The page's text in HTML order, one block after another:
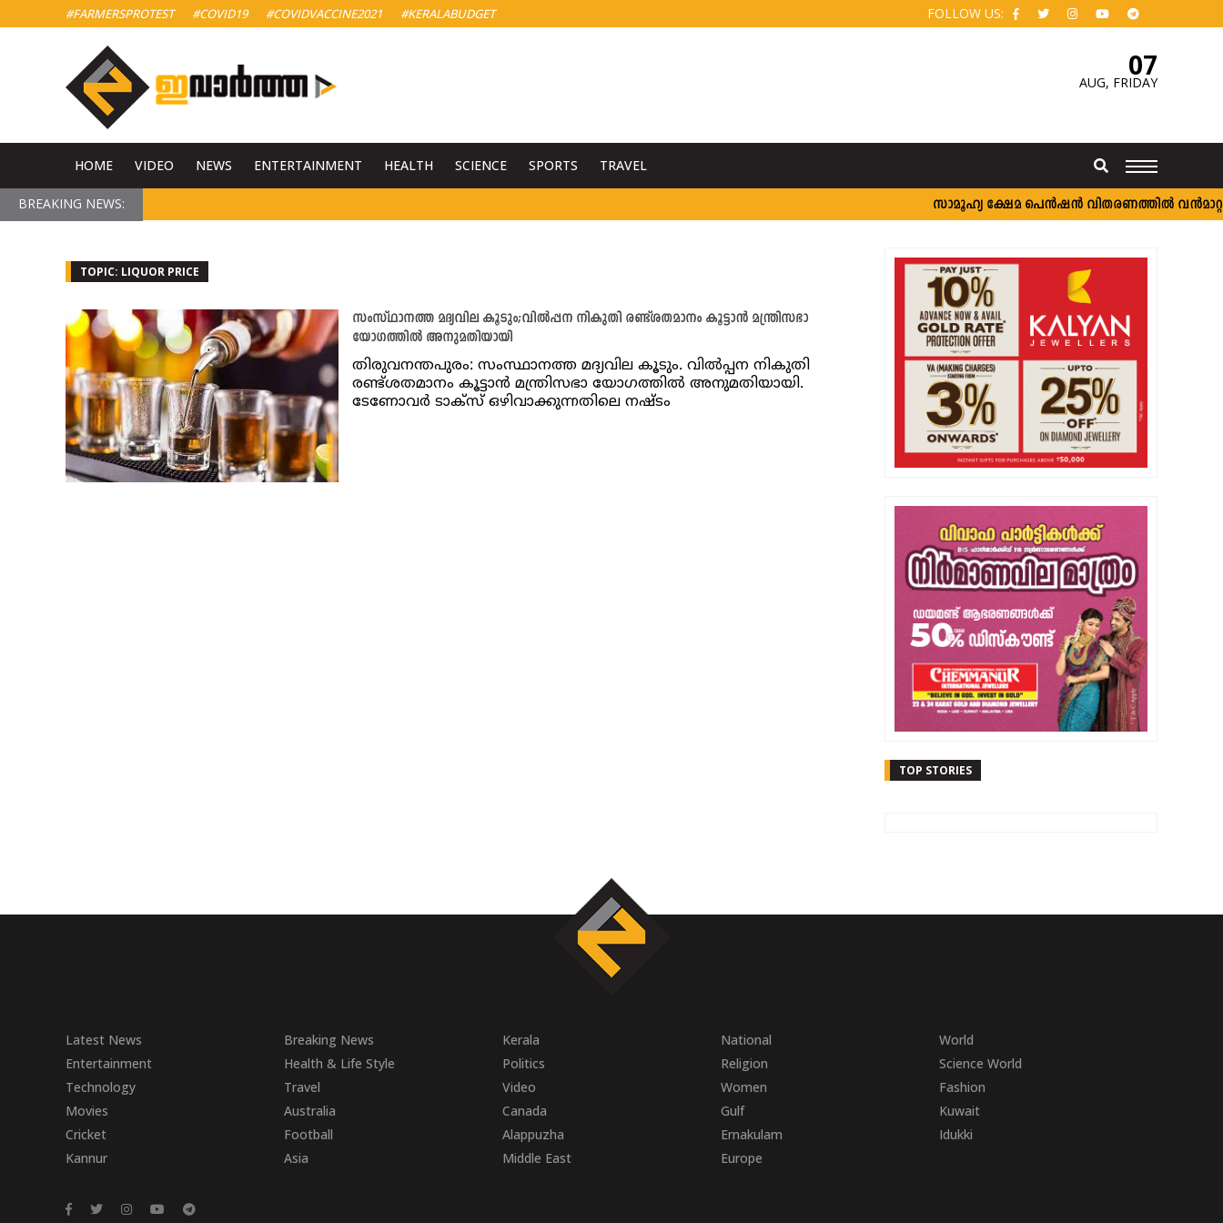
#FARMERSPROTEST #COVID19 #COVIDVACCINE2021 #KERALABUDGET FOLLOW US:
07
AUG, FRIDAY
HOME VIDEO NEWS ENTERTAINMENT HEALTH SCIENCE SPORTS TRAVEL
BREAKING NEWS: സാമൂഹ്യ ക്ഷേമ പെൻഷൻ വിതരണത്തിൽ വൻമാറ്റം;
TOPIC: LIQUOR PRICE
സംസ്ഥാനത്ത മദ്യവില കൂടും;വില്‍പ്പന നികുതി രണ്ട്ശതമാനം കൂട്ടാന്‍ മന്ത്രിസഭാ
യോഗത്തില്‍ അനുമതിയായി
തിരുവനന്തപുരം: സംസ്ഥാനത്ത മദ്യവില കൂടും. വില്‍പ്പന നികുതി
രണ്ട്ശതമാനം കൂട്ടാന്‍ മന്ത്രിസഭാ യോഗത്തില്‍ അനുമതിയായി.
ടേണോവര്‍ ടാക്‌സ് ഒഴിവാക്കുന്നതിലെ നഷ്ടം
TOP STORIES
Latest News Breaking News Kerala National
World
Entertainment
Health & Life Style Politics Religion
Science World
Technology
Travel Video Women
Fashion
Movies
Australia Canada Gulf
Kuwait
Cricket
Football Alappuzha Ernakulam
Idukki
Kannur
Asia Middle East Europe